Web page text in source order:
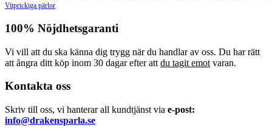
Vitprickiga pärlor
100% Nöjdhetsgaranti
Vi vill att du ska känna dig trygg när du handlar av oss. Du har rätt
att ångra ditt köp inom 30 dagar efter att du tagit emot varan.
Kontakta oss
Skriv till oss, vi hanterar all kundtjänst via e-post:
info@drakensparla.se